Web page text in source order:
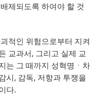
제되도록 하여야 할 것
적인 위험으로부터 지켜
교과서, 그리고 실제 교
는 그 때까지 성혁명ㆍ차
시, 감독, 저항과 투쟁을
다.